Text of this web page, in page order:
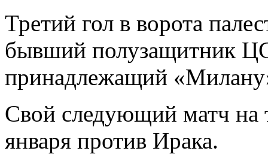
Третий гол в ворота
бывший полузащитник
принадлежащий
Свой следующий матч на
января против Ирака.